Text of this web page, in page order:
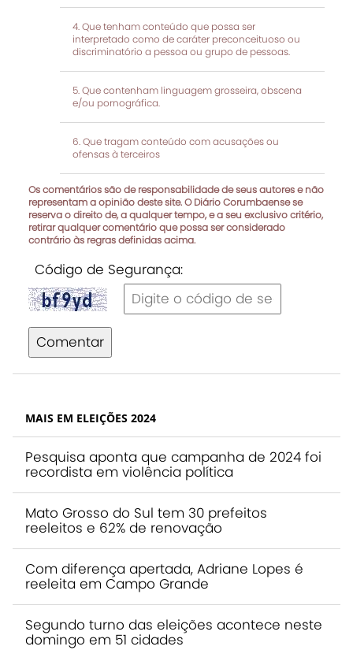
Que tenham conteúdo que possa ser
interpretado como de caráter preconceituoso ou
discriminatório a pessoa ou grupo de pessoas.
Que contenham linguagem grosseira, obscena
e/ou pornográfica.
Que tragam conteúdo com acusações ou
ofensas à terceiros
Os comentários são de responsabilidade de seus autores e não
representam a opinião deste site. O Diário Corumbaense se
reserva o direito de, a qualquer tempo, e a seu exclusivo critério,
retirar qualquer comentário que possa ser considerado
contrário às regras definidas acima.
Código de Segurança:
Comentar
MAIS EM ELEIÇÕES 2024
Pesquisa aponta que campanha de 2024 foi
recordista em violência política
Mato Grosso do Sul tem 30 prefeitos
reeleitos e 62% de renovação
Com diferença apertada, Adriane Lopes é
reeleita em Campo Grande
Segundo turno das eleições acontece neste
domingo em 51 cidades